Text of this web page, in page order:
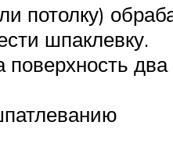
потолку)
шпаклевку.